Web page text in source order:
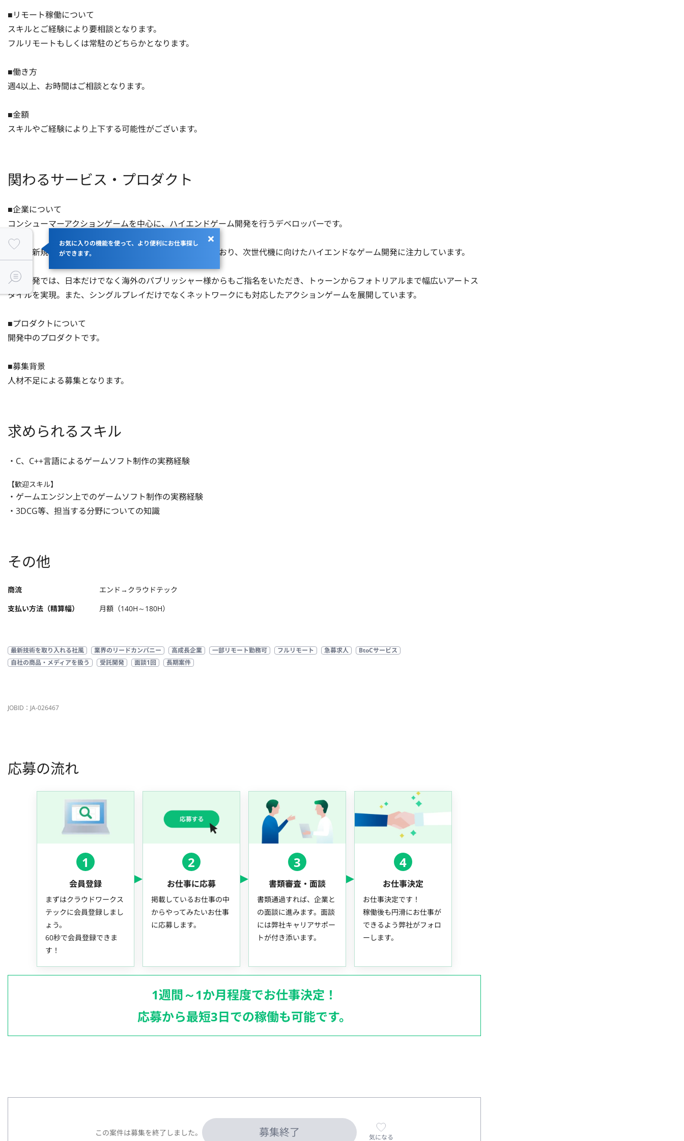
お気に入りの機能を使って、より便利にお仕事探し
ができます。
■リモート稼働について
スキルとご経験により要相談となります。
フルリモートもしくは常駐のどちらかとなります。
■働き方
週4以上、お時間はご相談となります。
■金額
スキルやご経験により上下する可能性がございます。
関わるサービス・プロダクト
■企業について
コンシューマーアクションゲームを中心に、ハイエンドゲーム開発を行うデベロッパーです。
現在は新規オリジナルタイトルと受託案件の開発を行っており、次世代機に向けたハイエンドなゲーム開発に注力しています。
受託開発では、日本だけでなく海外のパブリッシャー様からもご指名をいただき、トゥーンからフォトリアルまで幅広いアートス
タイルを実現。また、シングルプレイだけでなくネットワークにも対応したアクションゲームを展開しています。
■プロダクトについて
開発中のプロダクトです。
■募集背景
人材不足による募集となります。
求められるスキル
・C、C++言語によるゲームソフト制作の実務経験
【歓迎スキル】
・ゲームエンジン上でのゲームソフト制作の実務経験
・3DCG等、担当する分野についての知識
その他
商流
エンド→クラウドテック
支払い方法（精算幅）
月額（140H～180H）
最新技術を取り入れる社風 業界のリードカンパニー 高成長企業 一部リモート勤務可 フルリモート 急募求人
BtoCサービス
自社の商品・メディアを扱う
受託開発 面談1回 長期案件
JOBID：JA-026467
応募の流れ
1
会員登録
まずはクラウドワークス
テックに会員登録しまし
ょう。
60秒で会員登録できま
す！
2
お仕事に応募
掲載しているお仕事の中
からやってみたいお仕事
に応募します。
3
書類審査・面談
書類通過すれば、企業と
の面談に進みます。面談
には弊社キャリアサポー
トが付き添います。
4
お仕事決定
お仕事決定です！
稼働後も円滑にお仕事が
できるよう弊社がフォロ
ーします。
1週間～1か月程度でお仕事決定！
応募から最短3日での稼働も可能です。
この案件は募集を終了しました。 募集終了 気になる